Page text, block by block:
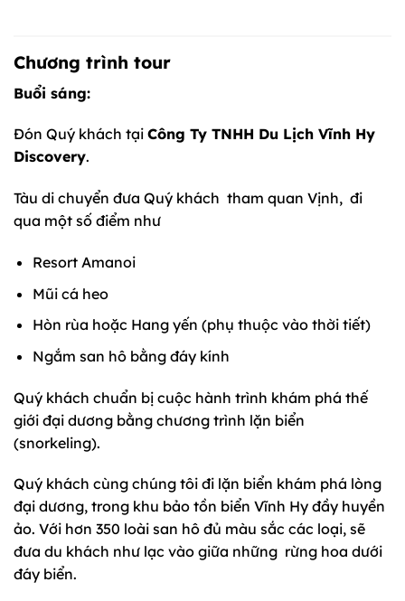
Chương trình tour
Buổi sáng:
Đón Quý khách tại Công Ty TNHH Du Lịch Vĩnh Hy
Discovery.
Tàu di chuyển đưa Quý khách tham quan Vịnh, đi
qua một số điểm như
Resort Amanoi
Mũi cá heo
Hòn rùa hoặc Hang yến (phụ thuộc vào thời tiết)
Ngắm san hô bằng đáy kính
Quý khách chuẩn bị cuộc hành trình khám phá thế
giới đại dương bằng chương trình lặn biển
(snorkeling).
Quý khách cùng chúng tôi đi lặn biển khám phá lòng
đại dương, trong khu bảo tồn biển Vĩnh Hy đầy huyền
ảo. Với hơn 350 loài san hô đủ màu sắc các loại, sẽ
đưa du khách như lạc vào giữa những rừng hoa dưới
đáy biển.